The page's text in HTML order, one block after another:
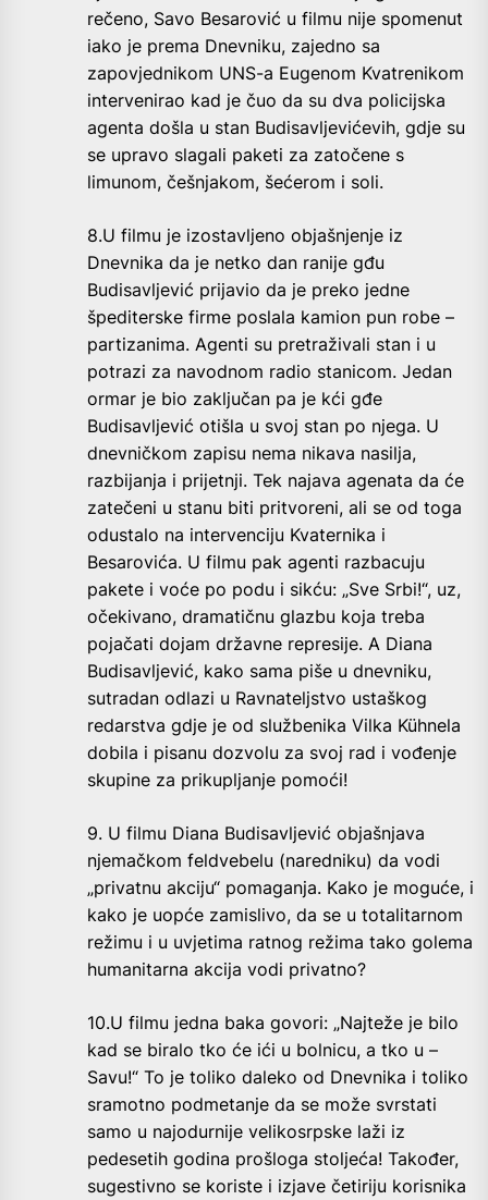
rečeno, Savo Besarović u filmu nije spomenut
iako je prema Dnevniku, zajedno sa
zapovjednikom UNS-a Eugenom Kvatrenikom
intervenirao kad je čuo da su dva policijska
agenta došla u stan Budisavljevićevih, gdje su
se upravo slagali paketi za zatočene s
limunom, češnjakom, šećerom i soli.
8.U filmu je izostavljeno objašnjenje iz
Dnevnika da je netko dan ranije gđu
Budisavljević prijavio da je preko jedne
špediterske firme poslala kamion pun robe –
partizanima. Agenti su pretraživali stan i u
potrazi za navodnom radio stanicom. Jedan
ormar je bio zaključan pa je kći gđe
Budisavljević otišla u svoj stan po njega. U
dnevničkom zapisu nema nikava nasilja,
razbijanja i prijetnji. Tek najava agenata da će
zatečeni u stanu biti pritvoreni, ali se od toga
odustalo na intervenciju Kvaternika i
Besarovića. U filmu pak agenti razbacuju
pakete i voće po podu i sikću: „Sve Srbi!“, uz,
očekivano, dramatičnu glazbu koja treba
pojačati dojam državne represije. A Diana
Budisavljević, kako sama piše u dnevniku,
sutradan odlazi u Ravnateljstvo ustaškog
redarstva gdje je od službenika Vilka Kühnela
dobila i pisanu dozvolu za svoj rad i vođenje
skupine za prikupljanje pomoći!
9. U filmu Diana Budisavljević objašnjava
njemačkom feldvebelu (naredniku) da vodi
„privatnu akciju“ pomaganja. Kako je moguće, i
kako je uopće zamislivo, da se u totalitarnom
režimu i u uvjetima ratnog režima tako golema
humanitarna akcija vodi privatno?
10.U filmu jedna baka govori: „Najteže je bilo
kad se biralo tko će ići u bolnicu, a tko u –
Savu!“ To je toliko daleko od Dnevnika i toliko
sramotno podmetanje da se može svrstati
samo u najodurnije velikosrpske laži iz
pedesetih godina prošloga stoljeća! Također,
sugestivno se koriste i izjave četiriju korisnika